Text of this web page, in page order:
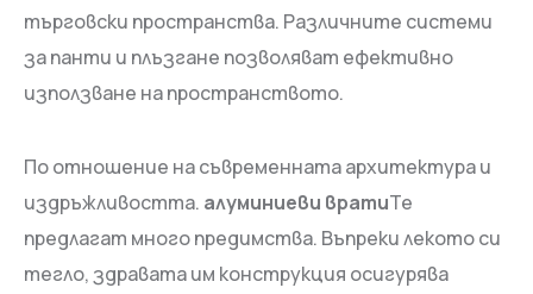
търговски пространства. Различните системи
за панти и плъзгане позволяват ефективно
използване на пространството.
По отношение на съвременната архитектура и
издръжливостта. алуминиеви вратиТе
предлагат много предимства. Въпреки лекото си
тегло, здравата им конструкция осигурява